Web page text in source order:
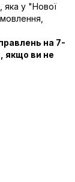
яка у "Нової
на 7-
якщо ви не